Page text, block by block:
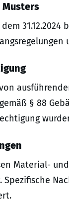
Musters
§ 88
Material-
Spezifische